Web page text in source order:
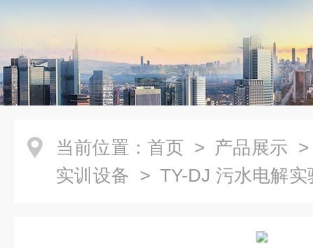
当前位置： 首页 > 产品展示
实训设备 > TY-DJ 污水电解